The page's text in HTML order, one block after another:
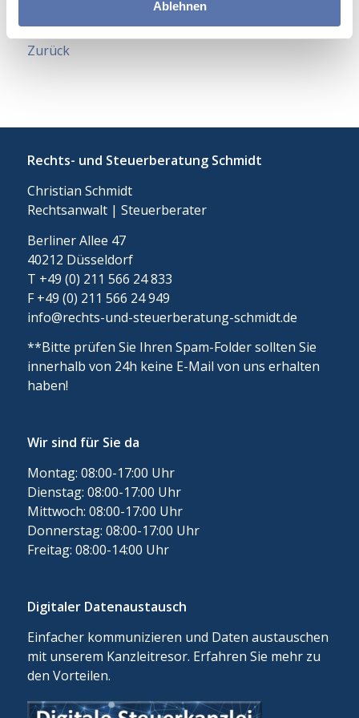
Ablehnen
Zurück
Rechts- und Steuerberatung Schmidt
Christian Schmidt
Rechtsanwalt | Steuerberater
Berliner Allee 47
40212 Düsseldorf
T +49 (0) 211 566 24 833
F +49 (0) 211 566 24 949
info@rechts-und-steuerberatung-schmidt.de
**Bitte prüfen Sie Ihren Spam-Folder sollten Sie
innerhalb von 24h keine E-Mail von uns erhalten
haben!
Wir sind für Sie da
Montag: 08:00-17:00 Uhr
Dienstag: 08:00-17:00 Uhr
Mittwoch: 08:00-17:00 Uhr
Donnerstag: 08:00-17:00 Uhr
Freitag: 08:00-14:00 Uhr
Digitaler Datenaustausch
Einfacher kommunizieren und Daten austauschen
mit unserem Kanzleitresor. Erfahren Sie mehr zu
den Vorteilen.